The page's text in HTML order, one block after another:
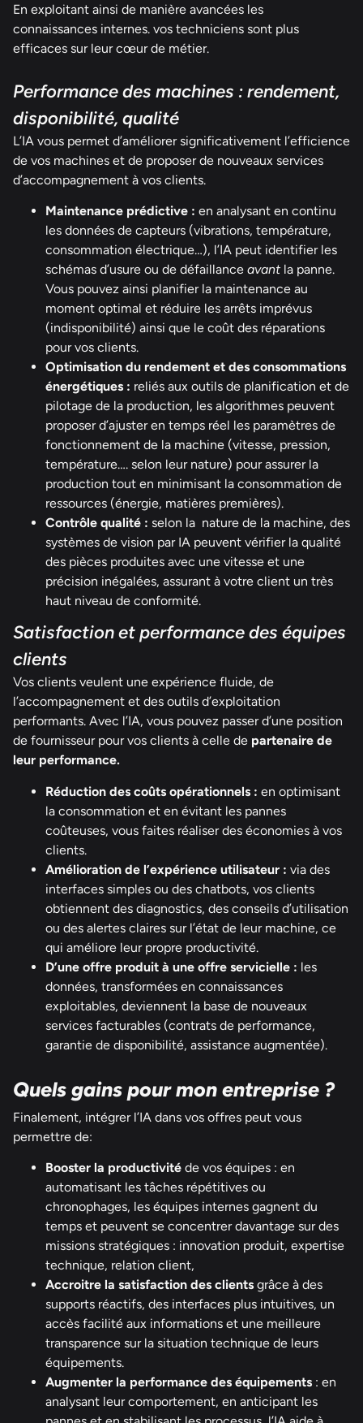
En exploitant ainsi de manière avancées les
connaissances internes. vos techniciens sont plus
efficaces sur leur cœur de métier.
Performance des machines : rendement,
disponibilité, qualité
L’IA vous permet d’améliorer significativement l’efficience
de vos machines et de proposer de nouveaux services
d’accompagnement à vos clients.
Maintenance prédictive : en analysant en continu
les données de capteurs (vibrations, température,
consommation électrique…), l’IA peut identifier les
schémas d’usure ou de défaillance avant la panne.
Vous pouvez ainsi planifier la maintenance au
moment optimal et réduire les arrêts imprévus
(indisponibilité) ainsi que le coût des réparations
pour vos clients.
Optimisation du rendement et des consommations
énergétiques : reliés aux outils de planification et de
pilotage de la production, les algorithmes peuvent
proposer d’ajuster en temps réel les paramètres de
fonctionnement de la machine (vitesse, pression,
température…. selon leur nature) pour assurer la
production tout en minimisant la consommation de
ressources (énergie, matières premières).
Contrôle qualité : selon la nature de la machine, des
systèmes de vision par IA peuvent vérifier la qualité
des pièces produites avec une vitesse et une
précision inégalées, assurant à votre client un très
haut niveau de conformité.
Satisfaction et performance des équipes
clients
Vos clients veulent une expérience fluide, de
l’accompagnement et des outils d’exploitation
performants. Avec l’IA, vous pouvez passer d’une position
de fournisseur pour vos clients à celle de partenaire de
leur performance.
Réduction des coûts opérationnels : en optimisant
la consommation et en évitant les pannes
coûteuses, vous faites réaliser des économies à vos
clients.
Amélioration de l’expérience utilisateur : via des
interfaces simples ou des chatbots, vos clients
obtiennent des diagnostics, des conseils d’utilisation
ou des alertes claires sur l’état de leur machine, ce
qui améliore leur propre productivité.
D’une offre produit à une offre servicielle : les
données, transformées en connaissances
exploitables, deviennent la base de nouveaux
services facturables (contrats de performance,
garantie de disponibilité, assistance augmentée).
Quels gains pour mon entreprise ?
Finalement, intégrer l’IA dans vos offres peut vous
permettre de:
Booster la productivité de vos équipes : en
automatisant les tâches répétitives ou
chronophages, les équipes internes gagnent du
temps et peuvent se concentrer davantage sur des
missions stratégiques : innovation produit, expertise
technique, relation client,
Accroitre la satisfaction des clients grâce à des
supports réactifs, des interfaces plus intuitives, un
accès facilité aux informations et une meilleure
transparence sur la situation technique de leurs
équipements.
Augmenter la performance des équipements : en
analysant leur comportement, en anticipant les